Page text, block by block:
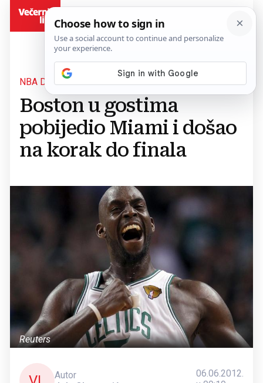
NBA DOIGRAVANJE
Boston u gostima
pobijedio Miami i došao
na korak do finala
Reuters
Autor
06.06.2012.